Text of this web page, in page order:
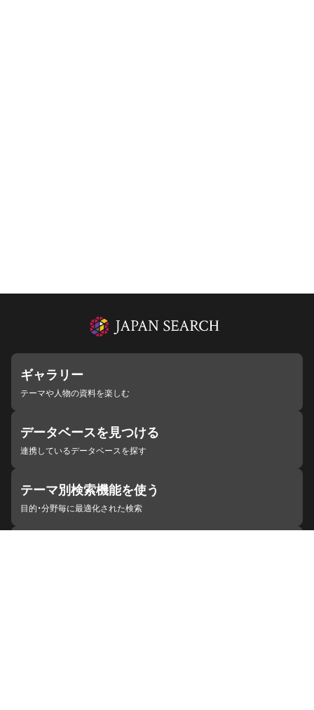
ギャラリー
テーマや人物の資料を楽しむ
データベースを見つける
連携しているデータベースを探す
テーマ別検索機能を使う
目的・分野毎に最適化された検索